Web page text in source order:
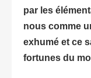
par les
nous comme
exhumé et ce
fortunes du